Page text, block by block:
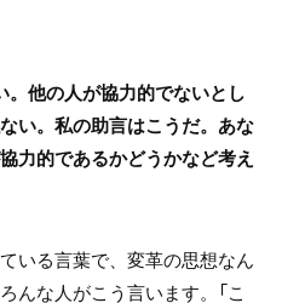
。他の人が協力的でないとし
い。私の助言はこうだ。あな
力的であるかどうかなど考え
いる言葉で、変革の思想なん
んな人がこう言います。「こ